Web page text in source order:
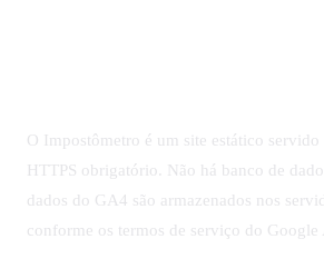
O Impostômetro é um site estático
HTTPS obrigatório. Não há banco de
dados do GA4 são armazenados nos
conforme os termos de serviço do Google